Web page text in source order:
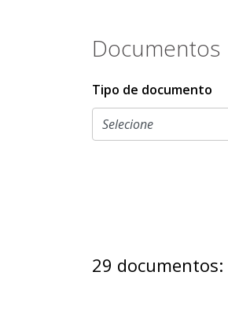
Documentos
Tipo de documento
29 documentos: